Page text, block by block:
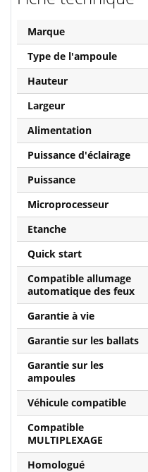
Marque
Type de l'ampoule
Hauteur
Largeur
Alimentation
Puissance d'éclairage
Puissance
Microprocesseur
Etanche
Quick start
Compatible allumage
automatique des feux
Garantie à vie
Garantie sur les ballats
Garantie sur les
ampoules
Véhicule compatible
Compatible
MULTIPLEXAGE
Homologué